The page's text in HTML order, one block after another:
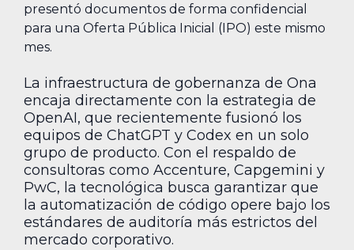
presentó documentos de forma confidencial
para una Oferta Pública Inicial (IPO) este mismo
mes.
La infraestructura de gobernanza de Ona
encaja directamente con la estrategia de
OpenAI, que recientemente fusionó los
equipos de ChatGPT y Codex en un solo
grupo de producto. Con el respaldo de
consultoras como Accenture, Capgemini y
PwC, la tecnológica busca garantizar que
la automatización de código opere bajo los
estándares de auditoría más estrictos del
mercado corporativo.